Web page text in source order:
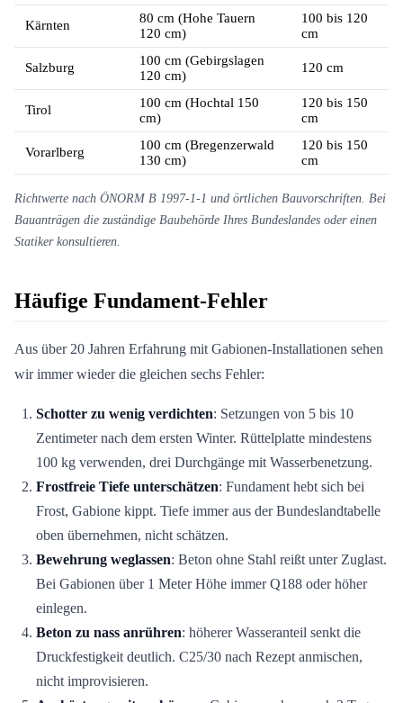
Kärnten
80 cm (Hohe Tauern
120 cm)
100 bis 120
cm
Salzburg
100 cm (Gebirgslagen
120 cm)
120 cm
Tirol
100 cm (Hochtal 150
cm)
120 bis 150
cm
Vorarlberg
100 cm (Bregenzerwald
130 cm)
120 bis 150
cm
Richtwerte nach ÖNORM B 1997-1-1 und örtlichen Bauvorschriften. Bei
Bauanträgen die zuständige Baubehörde Ihres Bundeslandes oder einen
Statiker konsultieren.
Häufige Fundament-Fehler
Aus über 20 Jahren Erfahrung mit Gabionen-Installationen sehen
wir immer wieder die gleichen sechs Fehler:
Schotter zu wenig verdichten: Setzungen von 5 bis 10
Zentimeter nach dem ersten Winter. Rüttelplatte mindestens
100 kg verwenden, drei Durchgänge mit Wasserbenetzung.
Frostfreie Tiefe unterschätzen: Fundament hebt sich bei
Frost, Gabione kippt. Tiefe immer aus der Bundeslandtabelle
oben übernehmen, nicht schätzen.
Bewehrung weglassen: Beton ohne Stahl reißt unter Zuglast.
Bei Gabionen über 1 Meter Höhe immer Q188 oder höher
einlegen.
Beton zu nass anrühren: höherer Wasseranteil senkt die
Druckfestigkeit deutlich. C25/30 nach Rezept anmischen,
nicht improvisieren.